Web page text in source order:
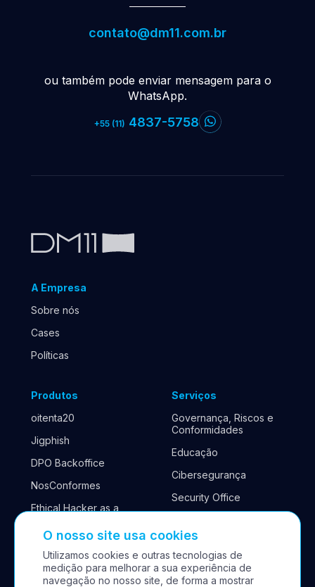
O nosso site usa cookies
Utilizamos cookies e outras tecnologias de
medição para melhorar a sua experiência de
navegação no nosso site, de forma a mostrar
contato@dm11.com.br
ou também pode enviar mensagem para o
WhatsApp.
+55 (11) 4837-5758
A Empresa
Sobre nós
Cases
Políticas
Produtos
oitenta20
Jigphish
DPO Backoffice
NosConformes
Ethical Hacker as a
Cyber Antifrágil
SastAction
Serviços
Governança, Riscos e
Conformidades
Educação
Cibersegurança
Security Office
negócios